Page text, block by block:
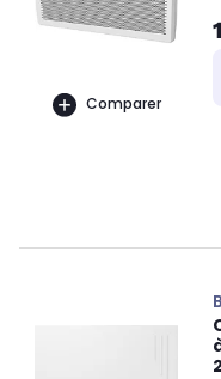
Comparer